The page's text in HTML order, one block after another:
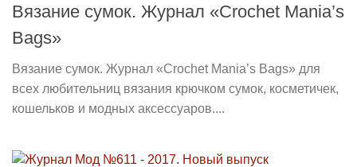
Вязание сумок. Журнал «Crochet Mania’s
Bags»
Вязание сумок. Журнал «Crochet Mania’s Bags» для
всех любительниц вязания крючком сумок, косметичек,
кошельков и модных аксессуаров....